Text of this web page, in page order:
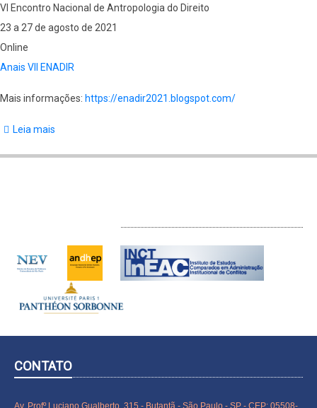
VI Encontro Nacional de Antropologia do Direito
23 a 27 de agosto de 2021
Online
Anais VII ENADIR
Mais informações: https://enadir2021.blogspot.com/
Leia mais
CONTATO
Av. Profº Luciano Gualberto, 315 - Butantã - São Paulo - SP - CEP: 05508-